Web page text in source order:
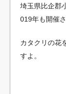
埼玉県比企郡
019年も開催さ
カタクリの花
すよ。